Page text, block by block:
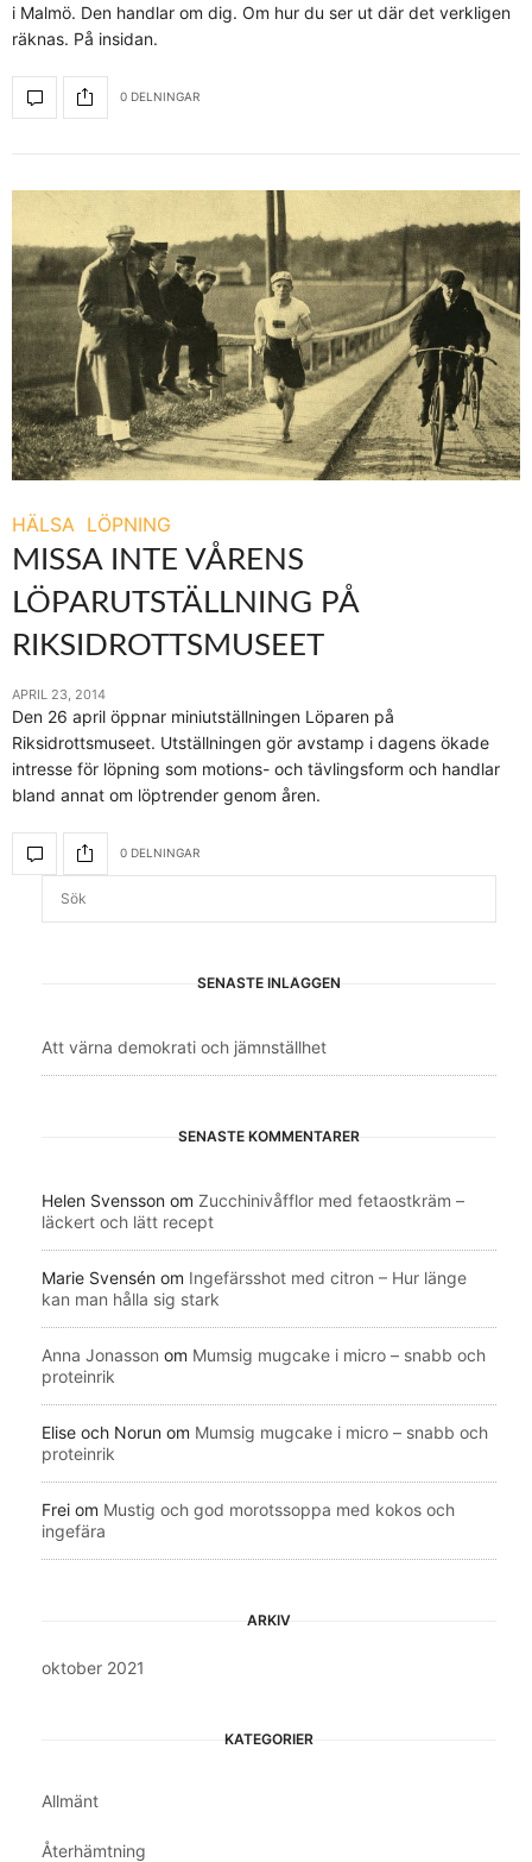
i Malmö. Den handlar om dig. Om hur du ser ut där det verkligen
räknas. På insidan.
0 DELNINGAR
HÄLSA LÖPNING
MISSA INTE VÅRENS
LÖPARUTSTÄLLNING PÅ
RIKSIDROTTSMUSEET
APRIL 23, 2014
Den 26 april öppnar miniutställningen Löparen på
Riksidrottsmuseet. Utställningen gör avstamp i dagens ökade
intresse för löpning som motions- och tävlingsform och handlar
bland annat om löptrender genom åren.
0 DELNINGAR
SENASTE INLÄGGEN
Att värna demokrati och jämnställhet
SENASTE KOMMENTARER
Helen Svensson om Zucchinivåfflor med fetaostkräm –
läckert och lätt recept
Marie Svensén om Ingefärsshot med citron – Hur länge
kan man hålla sig stark
Anna Jonasson om Mumsig mugcake i micro – snabb och
proteinrik
Elise och Norun om Mumsig mugcake i micro – snabb och
proteinrik
Frei om Mustig och god morotssoppa med kokos och
ingefära
ARKIV
oktober 2021
KATEGORIER
Allmänt
Återhämtning